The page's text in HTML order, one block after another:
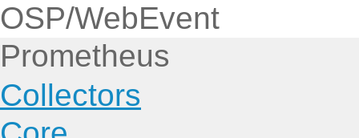
OSP/WebEvent
Prometheus
Collectors